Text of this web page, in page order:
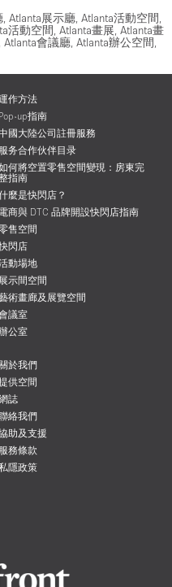
Atlanta展示廳 Atlanta活動空間
活動空間 Atlanta畫展 Atlanta畫
Atlanta會議廳 Atlanta辦公空間
作方法
Pop-up指南
國大陸公司註冊服務
服务合作伙伴目录
何將空置零售空間變現：房東完
指南
麼是快閃店？
電商與 DTC 品牌開設快閃店指南
售空間
閃店
動場地
展示間空間
術畫廊及展覽空間
議室
公室
於我們
供空間
誌
絡我們
助及支援
服務條款
隱政策